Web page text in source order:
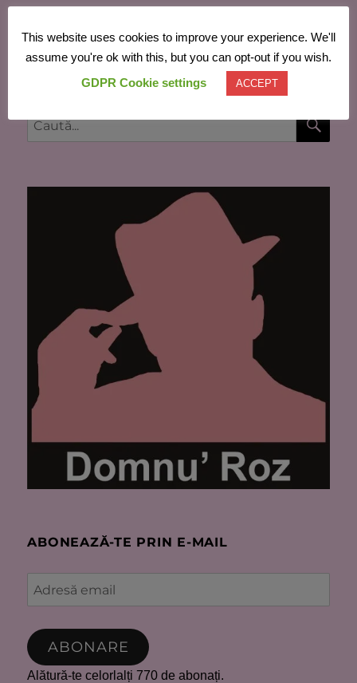
Powered by Translate
Caută
după:
ABONEAZĂ-TE PRIN E-MAIL
Adresă
email
ABONARE
Alătură-te celorlalți 770 de abonați.
This website uses cookies to improve your experience. We'll
assume you're ok with this, but you can opt-out if you wish.
GDPR Cookie settings
ACCEPT